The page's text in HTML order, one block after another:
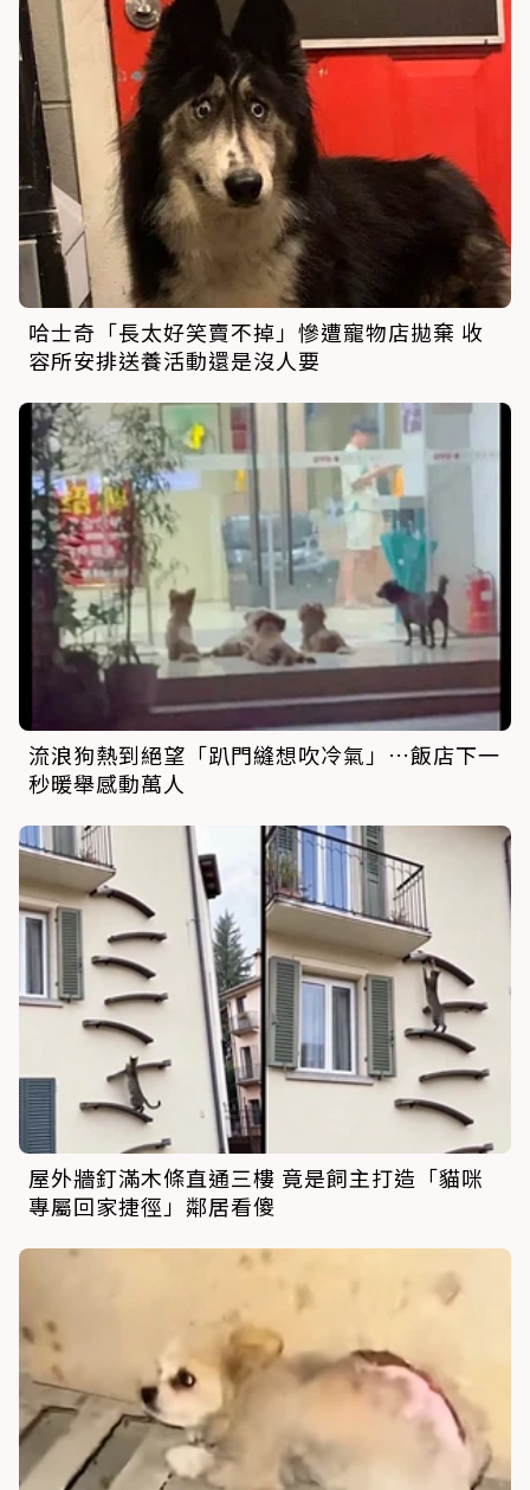
哈士奇「長太好笑賣不掉」慘遭寵物店拋棄 收
容所安排送養活動還是沒人要
流浪狗熱到絕望「趴門縫想吹冷氣」…飯店下一
秒暖舉感動萬人
屋外牆釘滿木條直通三樓 竟是飼主打造「貓咪
專屬回家捷徑」鄰居看傻